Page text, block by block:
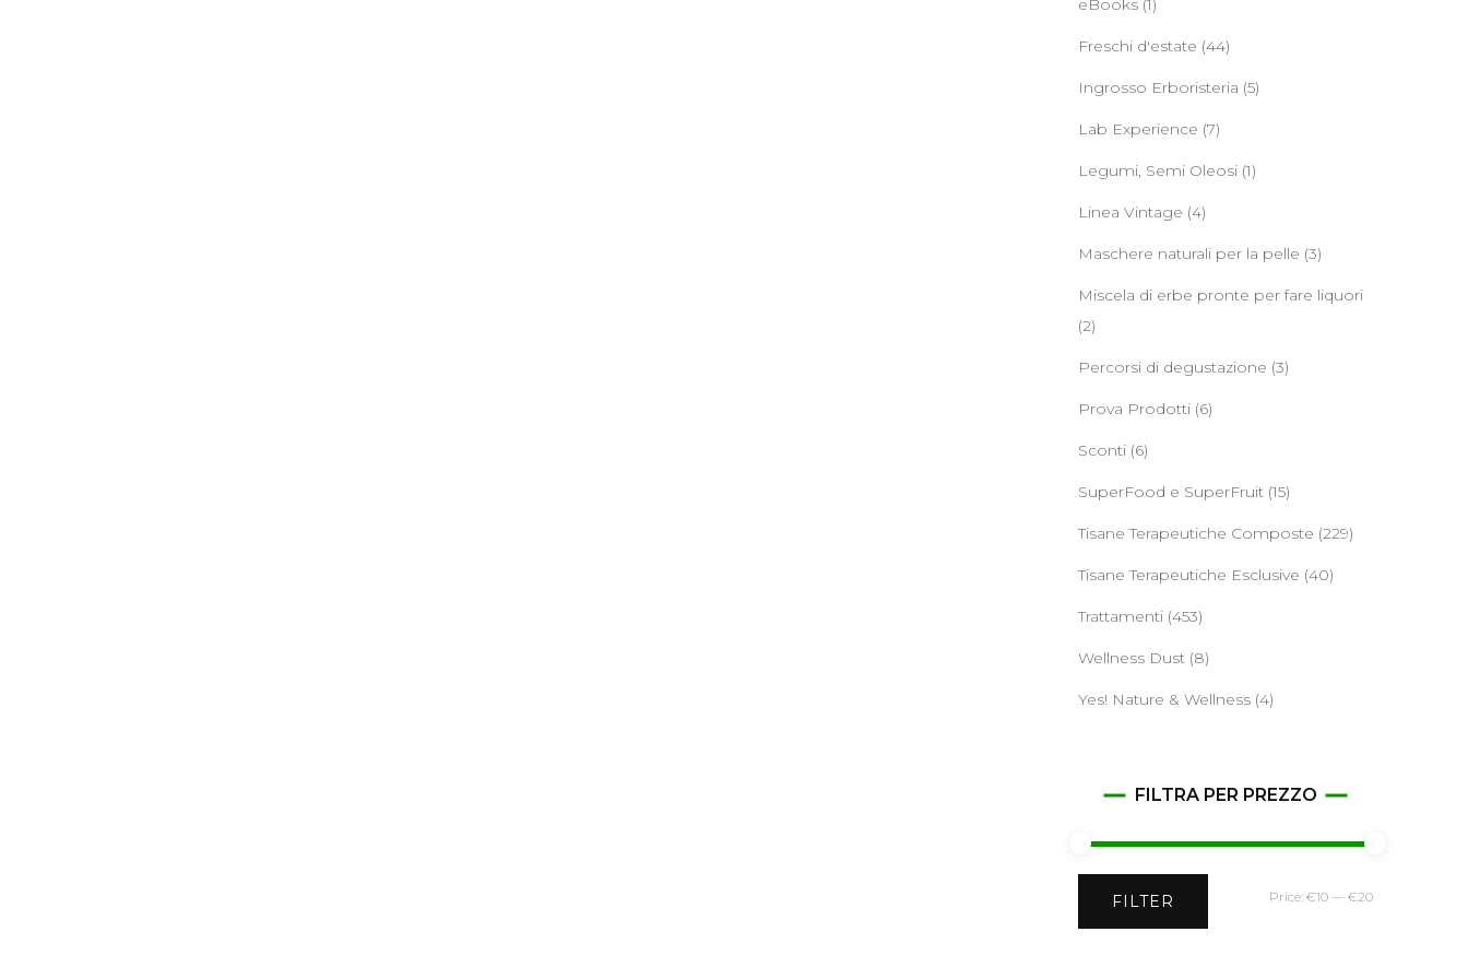
eBooks (1)
Freschi d'estate (44)
Ingrosso Erboristeria (5)
Lab Experience (7)
Legumi, Semi Oleosi (1)
Linea Vintage (4)
Maschere naturali per la pelle (3)
Miscela di erbe pronte per fare liquori
(2)
Percorsi di degustazione (3)
Prova Prodotti (6)
Sconti (6)
SuperFood e SuperFruit (15)
Tisane Terapeutiche Composte (229)
Tisane Terapeutiche Esclusive (40)
Trattamenti (453)
Wellness Dust (8)
Yes! Nature & Wellness (4)
FILTRA PER PREZZO
Min
Max
FILTER Price: €10 — €20